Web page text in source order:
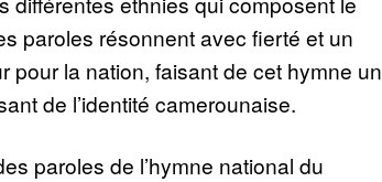
paroles résonnent avec fierté et un
pour la nation, faisant de cet hymne un
de l’identité camerounaise.
paroles de l’hymne national du